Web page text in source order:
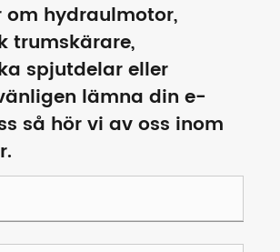
om hydraulmotor,
trumskärare,
spjutdelar eller
lämna din e-
så hör vi av oss inom